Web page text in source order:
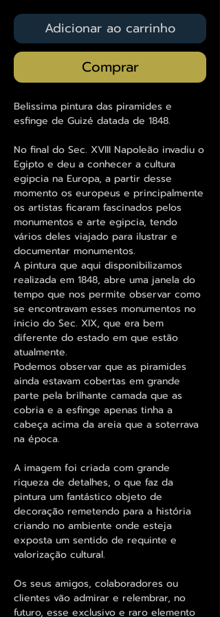
Adicionar ao carrinho
Comprar
Belissima pintura das piramides e
esfinge de Guizé datada de 1848.
No final do Sec. XVIII Napoleão invadiu o
Egipto e deu a conhecer a cultura
egipcia na Europa, a partir desse
momento os europeus e principalmente
os artistas ficaram fascinados pelos
monumentos e arte egipcia, tendo
vários deles viajado para ilustrar e
documentar monumentos.
A pintura que aqui disponibilizamos
realizada em 1848, abre uma janela do
tempo que nos permite observar como
se encontravam esses monumentos no
inicio do Sec. XIX, que era bem
diferente do estado em que estão
atualmente.
Podemos observar que as piramides
ainda estavam cobertas em grande
parte pela brilhante camada que as
cobria e a esfinge apenas tinha a
cabeça acima da areia que a soterrava
na época.
A imagem foi criada com grande
riqueza de detalhes, o que faz da
pintura um fantástico objeto de
decoração remetendo para a história
criando no ambiente onde esteja
exposta um sentido de requinte e
valorização cultural.
Os seus amigos, colaboradores ou
clientes vão admirar e relembrar, no
futuro, esse exclusivo e raro elemento